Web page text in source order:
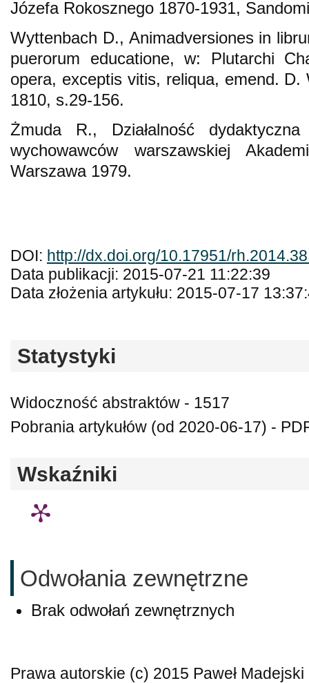
Józefa Rokosznego 1870-1931,
Wyttenbach D., Animadversiones in
puerorum educatione, w: Plutarchi
opera, exceptis vitis, reliqua, emend.
1810, s.29-156.
Żmuda R., Działalność
wychowawców warszawskiej
Warszawa 1979.
DOI: http://dx.doi.org/10.17951/
Data publikacji: 2015-07-21 11:22:39
Data złożenia artykułu: 2015-07-17
Statystyki
Widoczność abstraktów - 1517
Pobrania artykułów (od 2020-06-17) -
Wskaźniki
Odwołania zewnętrzne
Brak odwołań zewnętrznych
Prawa autorskie (c) 2015 Paweł Madejski